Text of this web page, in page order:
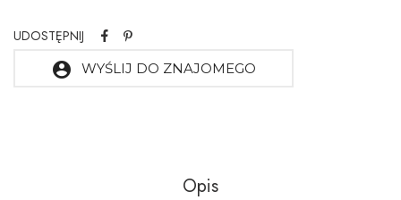
UDOSTĘPNIJ
account_circle WYŚLIJ DO ZNAJOMEGO
Opis